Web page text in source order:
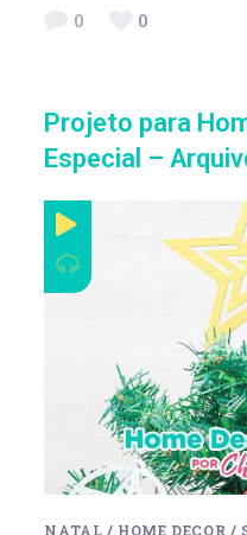
0 0
Projeto para
Especial –
NATAL / HOME DECOR /